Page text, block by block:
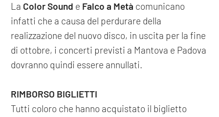
La Color Sound e Falco a Metà comunicano
infatti che a causa del perdurare della
realizzazione del nuovo disco, in uscita per la fine
di ottobre, i concerti previsti a Mantova e Padova
dovranno quindi essere annullati.
RIMBORSO BIGLIETTI
Tutti coloro che hanno acquistato il biglietto